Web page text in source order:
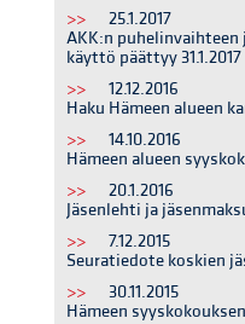
>>
25.1.2017
AKK:n
käyttö päättyy 31.1.2017
>>
12.12.2016
Haku Hämeen alueen
>>
14.10.2016
Hämeen alueen
>>
20.1.2016
Jäsenlehti ja
>>
7.12.2015
Seuratiedote koskien
>>
30.11.2015
Hämeen